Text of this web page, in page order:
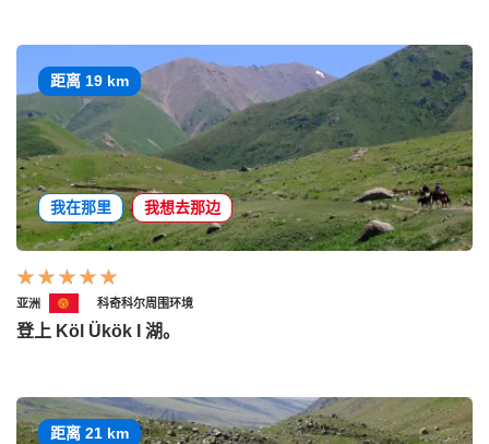
距离 19 km
我在那里 我想去那边
亚洲 科奇科尔周围环境
登上 Köl Ükök I 湖。
距离 21 km